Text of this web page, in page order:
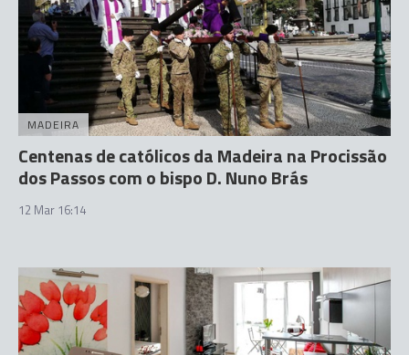
MADEIRA
Centenas de católicos da Madeira na Procissão
dos Passos com o bispo D. Nuno Brás
12 Mar 16:14